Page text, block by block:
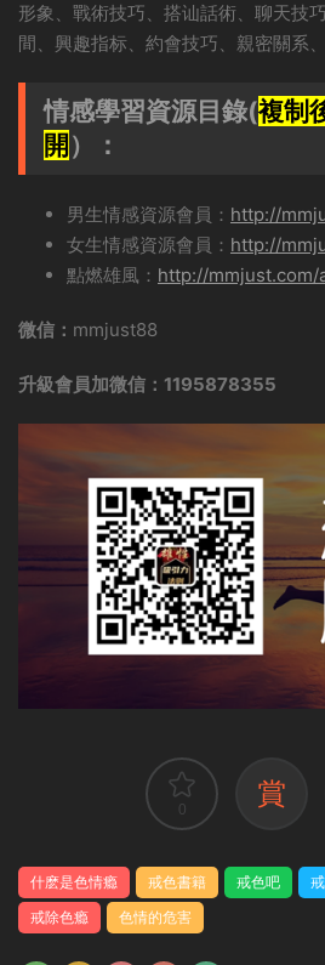
形象、戰術技巧、搭讪話術、聊天技
間、興趣指标、約會技巧、親密關系
情感學習資源目錄(複制
開 ）：
男生情感資源會員： http://
女生情感資源會員： http://
點燃雄風： http://mmjust.com/
微信： mmjust88
升級會員加微信：1195878355
0 賞
什麽是色情瘾 戒色書籍 戒色吧
戒除色瘾
色情的危害